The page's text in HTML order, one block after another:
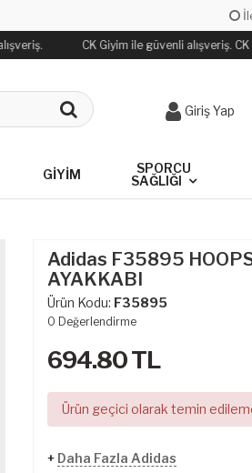
CK Giyim ile güvenli alışveriş.
Giriş Yap
GİYİM
SPORCU
SAĞLIĞI
Adidas F35895
AYAKKABI
Ürün Kodu: F35895
0 Değerlendirme
694.80TL
Ürün geçici olarak temin
+ Daha Fazla Adidas